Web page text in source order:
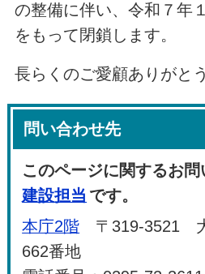
の整備に伴い、令和７年
をもって閉鎖します。
長らくのご愛顧ありがと
問い合わせ先
このページに関するお問
建設担当 です。
本庁2階 〒319-3521
662番地